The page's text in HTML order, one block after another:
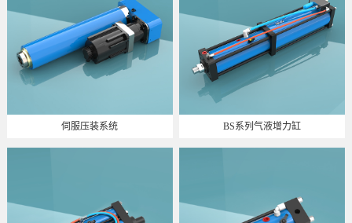
伺服压装系统 BS系列气液增力缸